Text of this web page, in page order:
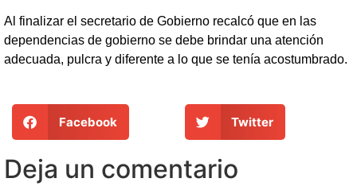
Al finalizar el secretario de Gobierno recalcó que en las
dependencias de gobierno se debe brindar una atención
adecuada, pulcra y diferente a lo que se tenía acostumbrado.
Facebook Twitter
Deja un comentario